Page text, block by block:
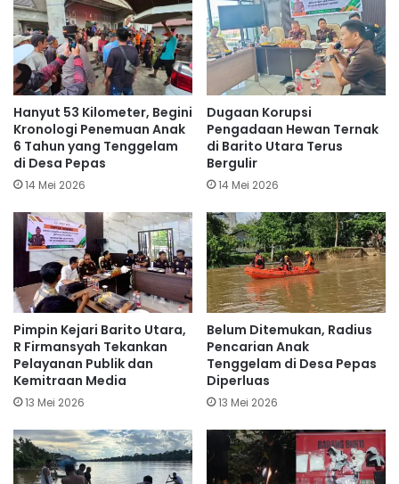
Hanyut 53 Kilometer, Begini
Kronologi Penemuan Anak
6 Tahun yang Tenggelam
di Desa Pepas
14 Mei 2026
Dugaan Korupsi
Pengadaan Hewan Ternak
di Barito Utara Terus
Bergulir
14 Mei 2026
Pimpin Kejari Barito Utara,
R Firmansyah Tekankan
Pelayanan Publik dan
Kemitraan Media
13 Mei 2026
Belum Ditemukan, Radius
Pencarian Anak
Tenggelam di Desa Pepas
Diperluas
13 Mei 2026